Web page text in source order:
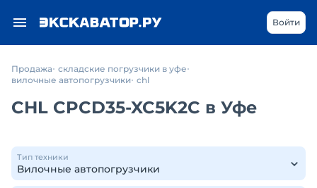
Войти
Продажа складские погрузчики в уфе
вилочные автопогрузчики chl
CHL CPCD35-XC5K2C в Уфе
Тип техники